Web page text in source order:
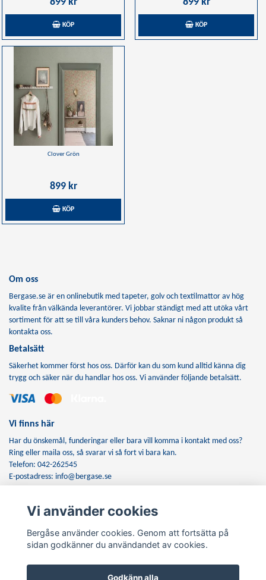
KÖP KÖP
Clover Grön
899 kr
KÖP
Om oss
Bergase.se är en onlinebutik med tapeter, golv och textilmattor av hög
kvalite från välkända leverantörer. Vi jobbar ständigt med att utöka vårt
sortiment för att se till våra kunders behov. Saknar ni någon produkt så
kontakta oss.
Betalsätt
Säkerhet kommer först hos oss. Därför kan du som kund alltid känna dig
trygg och säker när du handlar hos oss. Vi använder följande betalsätt.
Vi finns här
Har du önskemål, funderingar eller bara vill komma i kontakt med oss?
Ring eller maila oss, så svarar vi så fort vi bara kan.
Telefon: 042-262545
E-postadress: info@bergase.se
Anmäl dig till vårt nyhetsbrev
Prenumerera
Vi använder cookies
Bergåse använder cookies. Genom att fortsätta på
sidan godkänner du användandet av cookies.
Godkänn alla